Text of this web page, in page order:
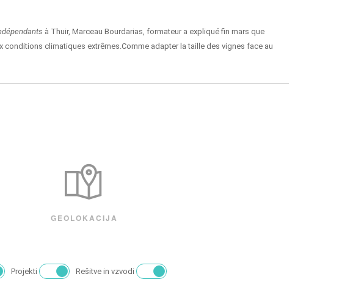
à Thuir, Marceau Bourdarias, formateur a expliqué fin mars que
climatiques extrêmes.Comme adapter la taille des vignes face au
GEOLOKACIJA
Projekti Rešitve in vzvodi